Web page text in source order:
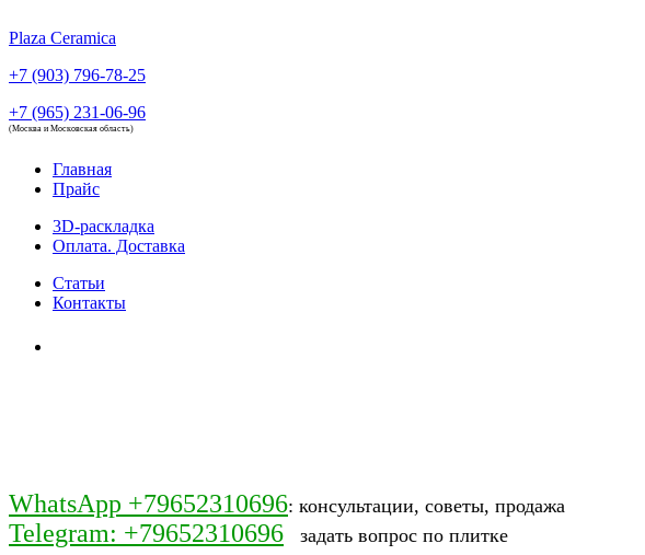
Plaza Ceramica
+7 (903) 796-78-25
+7 (965) 231-06-96
(Москва и Московская область)
Главная
Прайс
3D-раскладка
Оплата. Доставка
Статьи
Контакты
WhatsApp +79652310696: консультации, советы, продажа
Telegram: +79652310696 задать вопрос по плитке